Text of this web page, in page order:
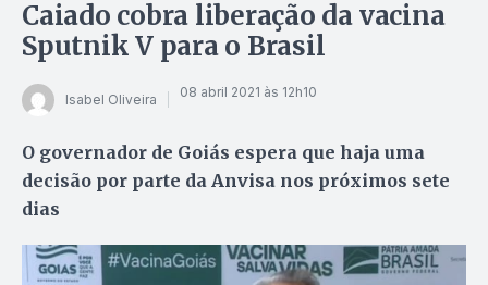
Caiado cobra liberação da vacina
Sputnik V para o Brasil
Isabel Oliveira 08 abril 2021 às 12h10
O governador de Goiás espera que haja uma
decisão por parte da Anvisa nos próximos sete
dias